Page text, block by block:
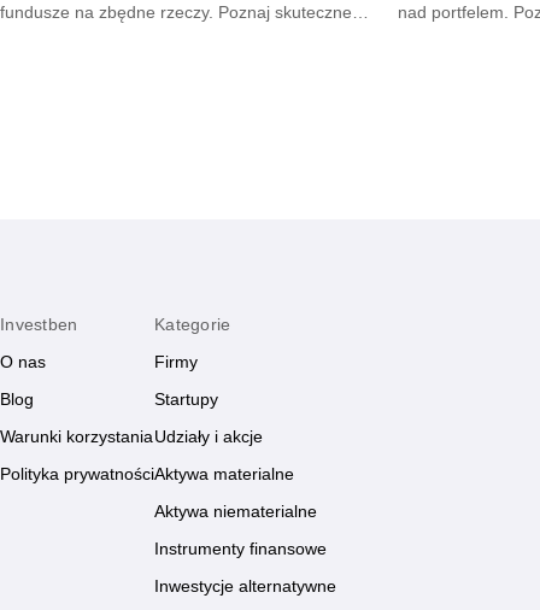
fundusze na zbędne rzeczy. Poznaj skuteczne
nad portfelem.
Investben
O nas
Blog
Warunki korzystania
Polityka prywatności
Kategorie
Firmy
Startupy
Udziały i akcje
Aktywa materialne
Aktywa niematerialne
Instrumenty finansowe
Inwestycje alternatywne